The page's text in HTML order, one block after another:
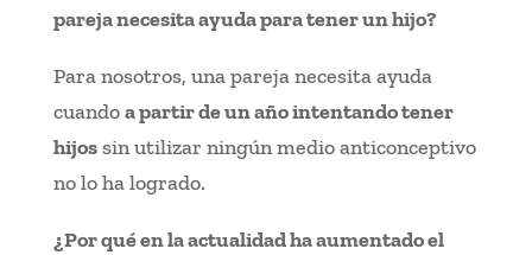
pareja necesita ayuda para tener un hijo?
Para nosotros, una pareja necesita ayuda
cuandoa partir de un año intentando tener
hijossin utilizar ningún medio anticonceptivo
no lo ha logrado.
¿Por qué en la actualidad ha aumentado el